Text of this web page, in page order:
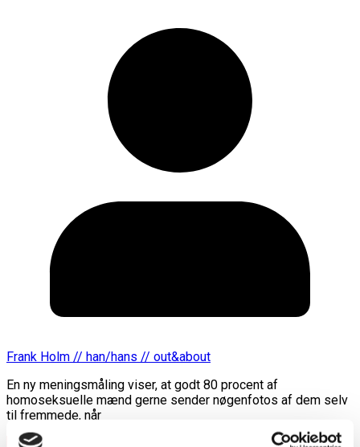
Frank Holm // han/hans // out&about
En ny meningsmåling viser, at godt 80 procent af
homoseksuelle mænd gerne sender nøgenfotos af dem selv
til fremmede, når
Læs mere